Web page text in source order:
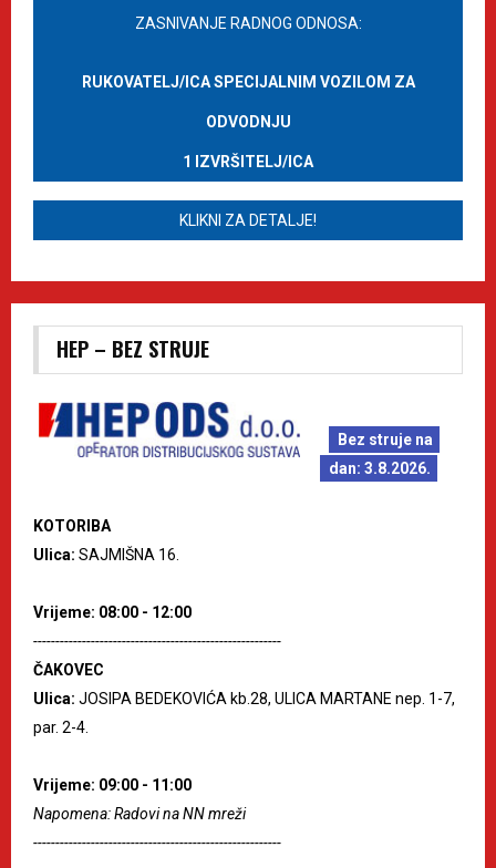
ZASNIVANJE RADNOG ODNOSA:
RUKOVATELJ/ICA SPECIJALNIM VOZILOM ZA
ODVODNJU
1 IZVRŠITELJ/ICA
KLIKNI ZA DETALJE!
HEP – BEZ STRUJE
Bez struje na
dan: 3.8.2026.
KOTORIBA
Ulica: SAJMIŠNA 16.
Vrijeme: 08:00 - 12:00
--------------------------------------------------------
ČAKOVEC
Ulica: JOSIPA BEDEKOVIĆA kb.28, ULICA MARTANE nep. 1-7,
par. 2-4.
Vrijeme: 09:00 - 11:00
Napomena: Radovi na NN mreži
--------------------------------------------------------